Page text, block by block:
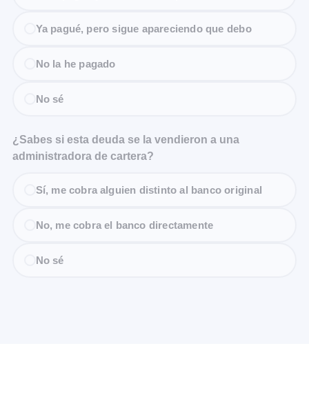
Ya pagué, pero sigue apareciendo que debo
No la he pagado
No sé
¿Sabes si esta deuda se la vendieron a una
administradora de cartera?
Sí, me cobra alguien distinto al banco original
No, me cobra el banco directamente
No sé